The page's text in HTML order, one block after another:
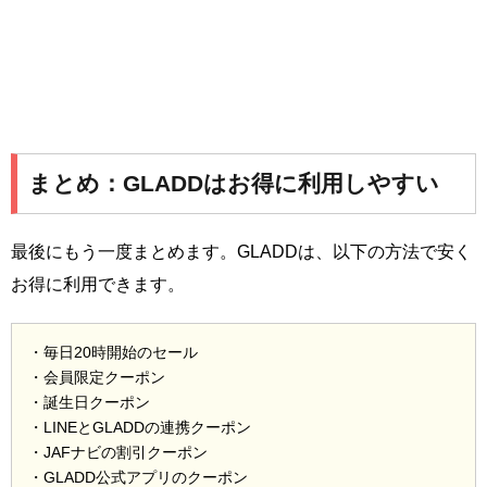
まとめ：GLADDはお得に利用しやすい
最後にもう一度まとめます。GLADDは、以下の方法で安く
お得に利用できます。
・毎日20時開始のセール
・会員限定クーポン
・誕生日クーポン
・LINEとGLADDの連携クーポン
・JAFナビの割引クーポン
・GLADD公式アプリのクーポン